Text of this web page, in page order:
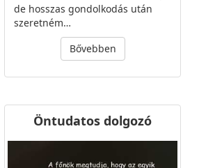
de hosszas gondolkodás után
szeretném…
Bővebben
Öntudatos dolgozó